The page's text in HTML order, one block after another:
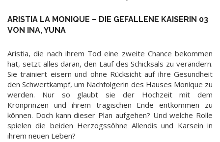
ARISTIA LA MONIQUE – DIE GEFALLENE KAISERIN 03
VON INA, YUNA
Aristia, die nach ihrem Tod eine zweite Chance bekommen
hat, setzt alles daran, den Lauf des Schicksals zu verändern.
Sie trainiert eisern und ohne Rücksicht auf ihre Gesundheit
den Schwertkampf, um Nachfolgerin des Hauses Monique zu
werden. Nur so glaubt sie der Hochzeit mit dem
Kronprinzen und ihrem tragischen Ende entkommen zu
können. Doch kann dieser Plan aufgehen? Und welche Rolle
spielen die beiden Herzogssöhne Allendis und Karsein in
ihrem neuen Leben?